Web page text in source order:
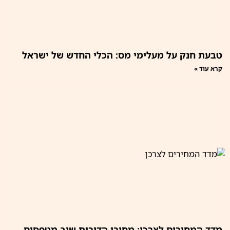
טבעת חנק על מעלימי מס: הכלי החדש של ישראל
קרא עוד »